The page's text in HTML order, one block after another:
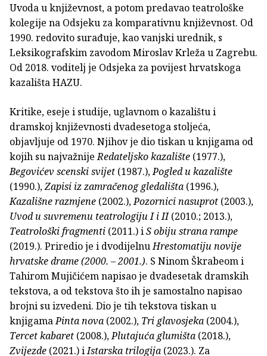
Uvoda u književnost, a potom predavao teatrološke
kolegije na Odsjeku za komparativnu književnost. Od
1990. redovito surađuje, kao vanjski urednik, s
Leksikografskim zavodom Miroslav Krleža u Zagrebu.
Od 2018. voditelj je Odsjeka za povijest hrvatskoga
kazališta HAZU.
Kritike, eseje i studije, uglavnom o kazalištu i
dramskoj književnosti dvadesetoga stoljeća,
objavljuje od 1970. Njihov je dio tiskan u knjigama od
kojih su najvažnijeRedateljsko kazalište (1977.),
Begovićev scenski svijet (1987.),Pogled u kazalište
(1990.),Zapisi iz zamračenog gledališta (1996.),
Kazališne razmjene (2002.),Pozornici nasuprot (2003.),
Uvod u suvremenu teatrologiju I i II(2010.; 2013.),
Teatrološki fragmenti (2011.) iS obiju strana rampe
(2019.). Priredio je i dvodijelnuHrestomatiju novije
hrvatske drame (2000. – 2001.). S Ninom Škrabeom i
Tahirom Mujičićem napisao je dvadesetak dramskih
tekstova, a od tekstova što ih je samostalno napisao
brojni su izvedeni. Dio je tih tekstova tiskan u
knjigamaPinta nova (2002.), Tri glavosjeka (2004.),
Tercet kabaret (2008.),Plutajuća glumišta (2018.),
Zvijezde (2021.) iIstarska trilogija (2023.). Za